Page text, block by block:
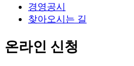
경영공시
찾아오시는 길
온라인 신청